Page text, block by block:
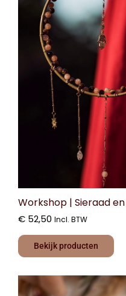
Workshop | Sieraad
€ 52,50 Incl. BTW
Bekijk producten